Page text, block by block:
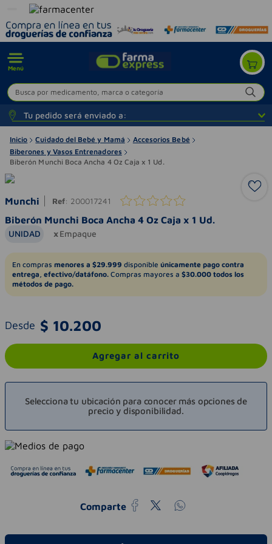
Menú
Busca por medicamento, marca o categoría
Tu pedido será enviado a:
Inicio Cuidado del Bebé y Mamá
Accesorios Bebé
Biberones y Vasos Entrenadores
Biberón Munchi Boca Ancha 4 Oz Caja x 1 Ud.
Munchi Ref: 200017241
Biberón Munchi Boca Ancha 4 Oz Caja x 1 Ud.
UNIDAD Empaque
En compras menores a $29.999 disponible únicamente pago contra
entrega, efectivo/datáfono. Compras mayores a $30.000 todos los
métodos de pago.
Desde $ 10.200
Agregar al carrito
Selecciona tu ubicación para conocer más opciones de
precio y disponibilidad.
Comparte